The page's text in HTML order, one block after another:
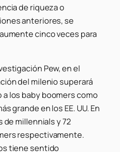
de riqueza o
anteriores, se
cinco veces para
Pew, en el
del milenio superará
los baby boomers como
grande en los EE. UU. En
de millennials y 72
respectivamente.
tiene sentido